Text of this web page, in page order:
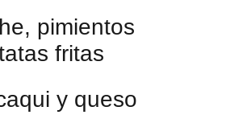
pimientos
fritas
y queso